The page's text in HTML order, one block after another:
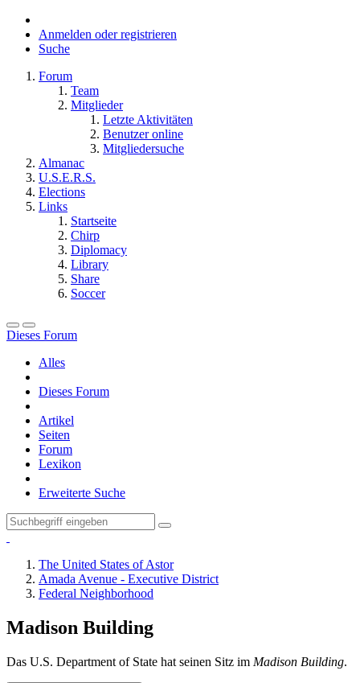
Anmelden oder registrieren
Suche
Forum
Team
Mitglieder
Letzte Aktivitäten
Benutzer online
Mitgliedersuche
Almanac
U.S.E.R.S.
Elections
Links
Startseite
Chirp
Diplomacy
Library
Share
Soccer
Dieses Forum
Alles
Dieses Forum
Artikel
Seiten
Forum
Lexikon
Erweiterte Suche
The United States of Astor
Amada Avenue - Executive District
Federal Neighborhood
Madison Building
Das U.S. Department of State hat seinen Sitz im Madison Building.